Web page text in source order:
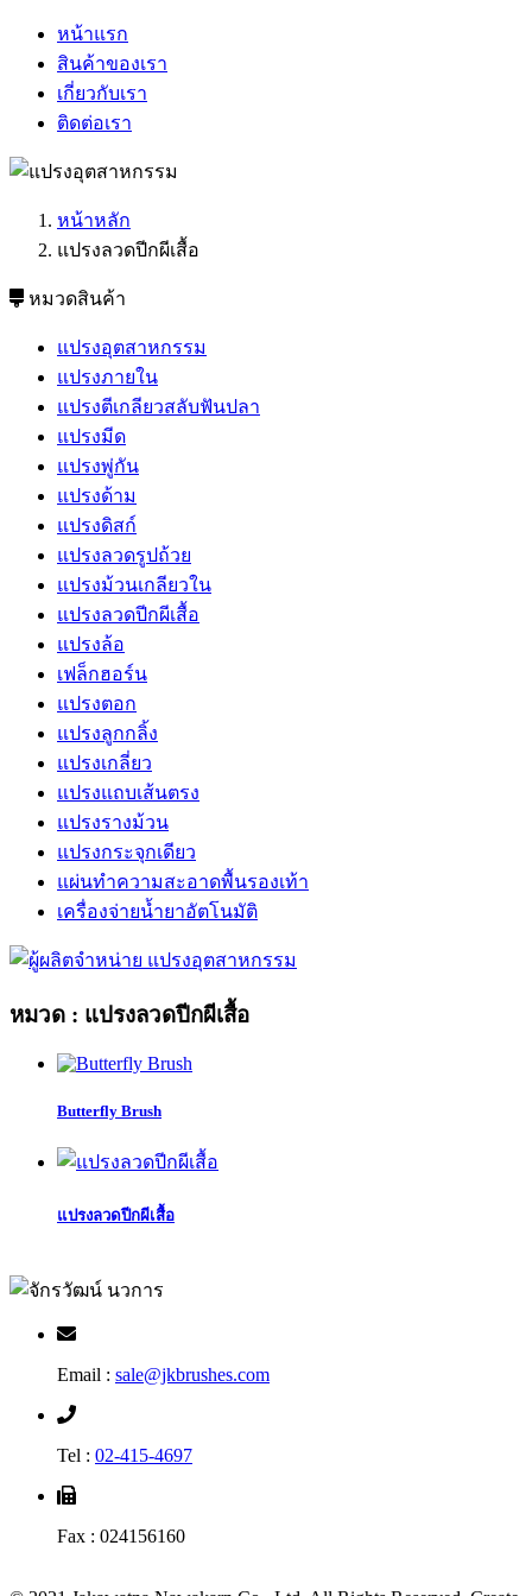
หน้าแรก
สินค้าของเรา
เกี่ยวกับเรา
ติดต่อเรา
หน้าหลัก
แปรงลวดปีกผีเสื้อ
หมวดสินค้า
แปรงอุตสาหกรรม
แปรงภายใน
แปรงตีเกลียวสลับฟันปลา
แปรงมีด
แปรงพู่กัน
แปรงด้าม
แปรงดิสก์
แปรงลวดรูปถ้วย
แปรงม้วนเกลียวใน
แปรงลวดปีกผีเสื้อ
แปรงล้อ
เฟล็กฮอร์น
แปรงตอก
แปรงลูกกลิ้ง
แปรงเกลี่ยว
แปรงแถบเส้นตรง
แปรงรางม้วน
แปรงกระจุกเดียว
แผ่นทำความสะอาดพื้นรองเท้า
เครื่องจ่ายน้ำยาอัตโนมัติ
หมวด : แปรงลวดปีกผีเสื้อ
Butterfly Brush
แปรงลวดปีกผีเสื้อ
Email : sale@jkbrushes.com
Tel : 02-415-4697
Fax : 024156160